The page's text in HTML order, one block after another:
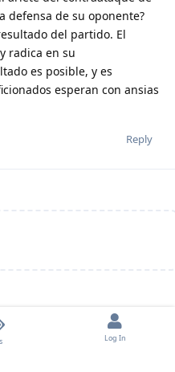
defensa de su oponente?
del partido. El
radica en su
es posible, y es
esperan con ansias
Reply
Log In